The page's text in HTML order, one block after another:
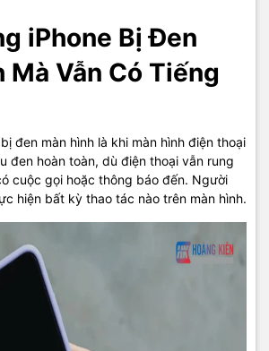
iPhone Bị Đen
Mà Vẫn Có Tiếng
đen màn hình là khi màn hình điện thoại
đen hoàn toàn, dù điện thoại vẫn rung
cuộc gọi hoặc thông báo đến. Người
hiện bất kỳ thao tác nào trên màn hình.